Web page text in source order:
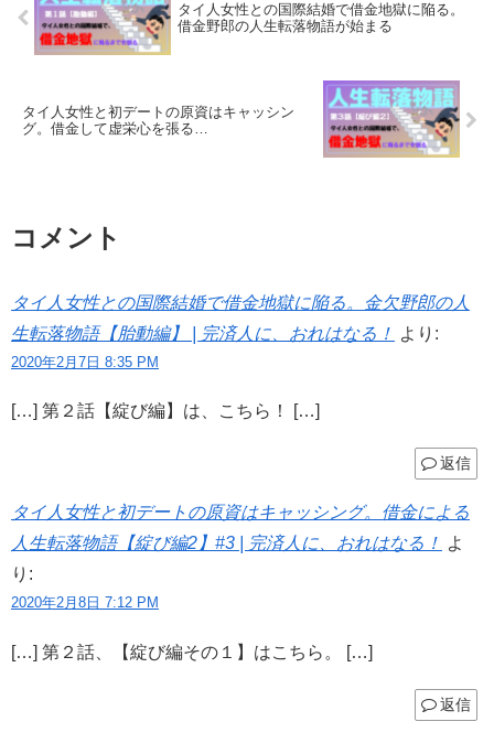
タイ人女性との国際結婚で借金地獄に陥る。
借金野郎の人生転落物語が始まる
タイ人女性と初デートの原資はキャッシン
グ。借金して虚栄心を張る…
コメント
タイ人女性との国際結婚で借金地獄に陥る。金欠野郎の人
生転落物語【胎動編】 | 完済人に、おれはなる！ より:
2020年2月7日 8:35 PM
[…] 第２話【綻び編】は、こちら！ […]
返信
タイ人女性と初デートの原資はキャッシング。借金による
人生転落物語【綻び編2】#3 | 完済人に、おれはなる！ よ
り:
2020年2月8日 7:12 PM
[…] 第２話、【綻び編その１】はこちら。 […]
返信